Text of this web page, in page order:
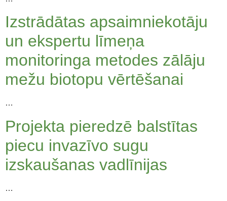
Izstrādātas apsaimniekotāju
un ekspertu līmeņa
monitoringa metodes zālāju
mežu biotopu vērtēšanai
…
Projekta pieredzē balstītas
piecu invazīvo sugu
izskaušanas vadlīnijas
…